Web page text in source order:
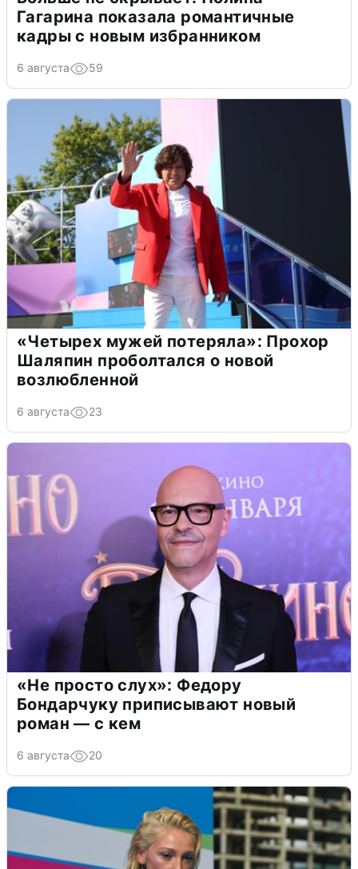
Гагарина показала романтичные
кадры с новым избранником
6 августа 59
«Четырех мужей потеряла»: Прохор
Шаляпин проболтался о новой
возлюбленной
6 августа 23
«Не просто слух»: Федору
Бондарчуку приписывают новый
роман — с кем
6 августа 20